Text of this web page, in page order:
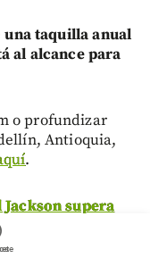
una taquilla anual
al alcance para
o profundizar
Antioquia,
.
supera
en el estreno